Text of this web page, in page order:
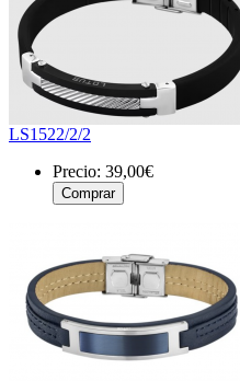
LS1522/2/2
Precio: 39,00€